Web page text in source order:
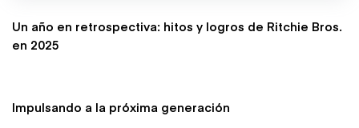
Un año en retrospectiva: hitos y logros de Ritchie Bros.
en 2025
Impulsando a la próxima generación